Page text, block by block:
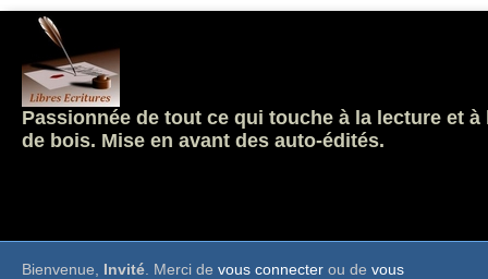
Passionnée de tout ce qui touche à la lecture et
de bois. Mise en avant des auto-édités.
Bienvenue, Invité. Merci de vous connecter ou de vous